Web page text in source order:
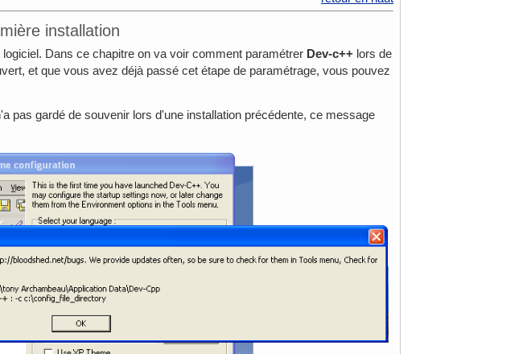
installation
Dans ce chapitre on va voir comment paramétrer Dev-c++ lors de
et que vous avez déjà passé cet étape de paramétrage, vous pouvez
pas gardé de souvenir lors d'une installation précédente, ce message